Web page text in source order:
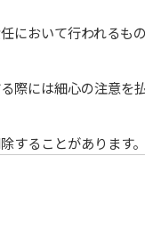
において行われる
際には細心の注意
することがあります